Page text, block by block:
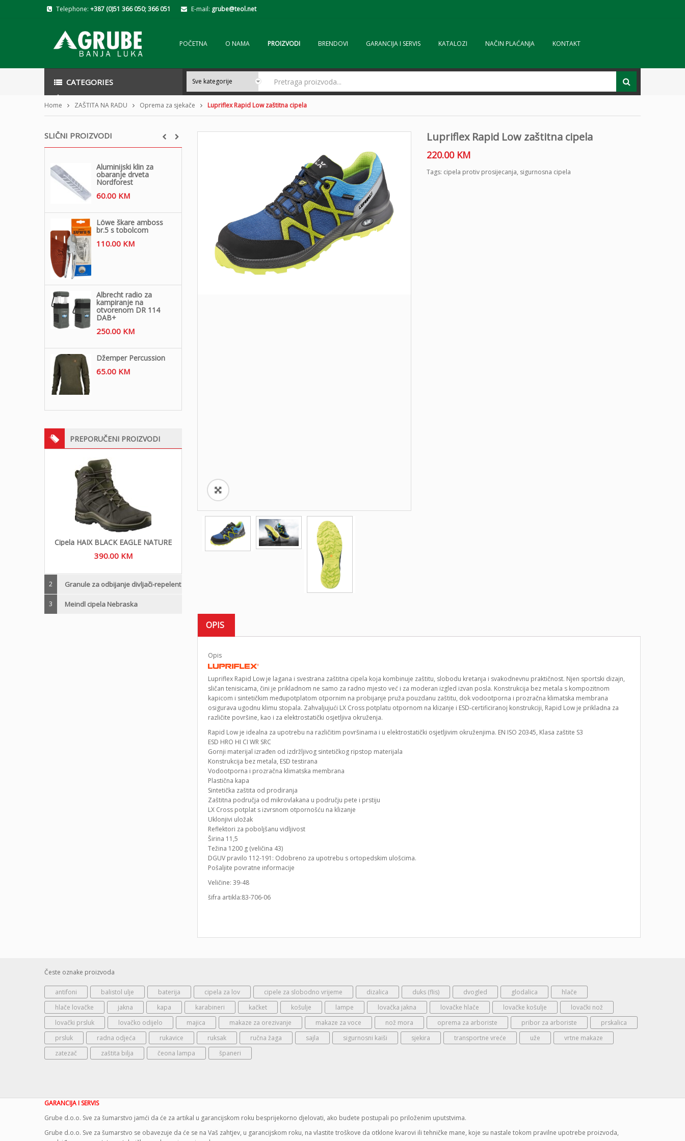
Telephone: +387 (0)51 366 050; 366 051 E-mail: grube@teol.net
POČETNA O NAMA PROIZVODI BRENDOVI GARANCIJA I SERVIS KATALOZI NAČIN PLAĆANJA KONTAKT
CATEGORIES
Home ZAŠTITA NA RADU Oprema za sjekače Lupriflex Rapid Low zaštitna cipela
SLIČNI PROIZVODI
Aluminijski klin za
obaranje drveta
Nordforest
60.00 KM
Löwe škare amboss
br.5 s tobolcom
110.00 KM
Albrecht radio za
kampiranje na
otvorenom DR 114
DAB+
250.00 KM
Džemper Percussion
65.00 KM
PREPORUČENI PROIZVODI
Cipela HAIX BLACK EAGLE NATURE
390.00 KM
2 Granule za odbijanje divljači-repelent
3 Meindl cipela Nebraska
Lupriflex Rapid Low zaštitna cipela
220.00 KM
Tags: cipela protiv prosijecanja, sigurnosna cipela
OPIS
Opis
Lupriflex Rapid Low je lagana i svestrana zaštitna cipela koja kombinuje zaštitu, slobodu kretanja i svakodnevnu praktičnost. Njen sportski dizajn,
sličan tenisicama, čini je prikladnom ne samo za radno mjesto već i za moderan izgled izvan posla. Konstrukcija bez metala s kompozitnom
kapicom i sintetičkim međupotplatom otpornim na probijanje pruža pouzdanu zaštitu, dok vodootporna i prozračna klimatska membrana
osigurava ugodnu klimu stopala. Zahvaljujući LX Cross potplatu otpornom na klizanje i ESD-certificiranoj konstrukciji, Rapid Low je prikladna za
različite površine, kao i za elektrostatički osjetljiva okruženja.
Rapid Low je idealna za upotrebu na različitim površinama i u elektrostatički osjetljivim okruženjima. EN ISO 20345, Klasa zaštite S3
ESD HRO HI CI WR SRC
Gornji materijal izrađen od izdržljivog sintetičkog ripstop materijala
Konstrukcija bez metala, ESD testirana
Vodootporna i prozračna klimatska membrana
Plastična kapa
Sintetička zaštita od prodiranja
Zaštitna područja od mikrovlakana u području pete i prstiju
LX Cross potplat s izvrsnom otpornošću na klizanje
Uklonjivi uložak
Reflektori za poboljšanu vidljivost
Širina 11,5
Težina 1200 g (veličina 43)
DGUV pravilo 112-191: Odobreno za upotrebu s ortopedskim ulošcima.
Pošaljite povratne informacije
Veličine: 39-48
šifra artikla:83-706-06
Česte oznake proizvoda
antifoni balistol ulje baterija cipela za lov cipele za slobodno vrijeme dizalica duks (flis) dvogled glodalica
hlače
hlače lovačke
jakna kapa karabineri kačket košulje lampe lovačka jakna lovačke hlače lovačke košulje
lovački nož
lovački prsluk
lovačko odijelo majica makaze za orezivanje makaze za voce nož mora oprema za arboriste pribor za arboriste
prskalica
prsluk
radna odjeća rukavice ruksak ručna žaga sajla sigurnosni kaiši sjekira transportne vreće uže
vrtne makaze
zatezač
zaštita bilja čeona lampa španeri
GARANCIJA I SERVIS
Grube d.o.o. Sve za šumarstvo jamći da će za artikal u garancijskom roku besprijekorno djelovati, ako budete postupali po priloženim uputstvima.
Grube d.o.o. Sve za šumarstvo se obavezuje da će se na Vaš zahtjev, u garancijskom roku, na vlastite troškove da otklone kvarovi ili tehničke mane, koje su nastale tokom pravilne upotrebe proizvoda,